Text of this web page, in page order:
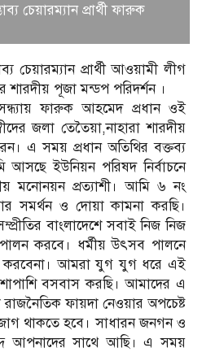
চেয়ারম্যান প্রার্থী ফারুক
চেয়ারম্যান প্রার্থী আওয়ামী লীগ
পূজা মন্ডপ পরিদর্শন ।
ফারুক আহমেদ প্রধান ওই
জলা তেতৈয়া,নাহারা শারদীয়
এ সময় প্রধান অতিথির বক্তব্য
আসছে ইউনিয়ন পরিষদ নির্বাচনে
মনোনয়ন প্রত্যাশী। আমি ৬ নং
সমর্থন ও দোয়া কামনা করছি।
বাংলাদেশে সবাই নিজ নিজ
পালন করবে। ধর্মীয় উৎসব পালনে
করবেনা। আমরা যুগ যুগ ধরে এই
বসবাস করছি। আমাদের এ
রাজনৈতিক ফায়দা নেওয়ার অপচেষ্ট
থাকতে হবে। সাধারন জনগন ও
আপনাদের সাথে আছি। এ সময়